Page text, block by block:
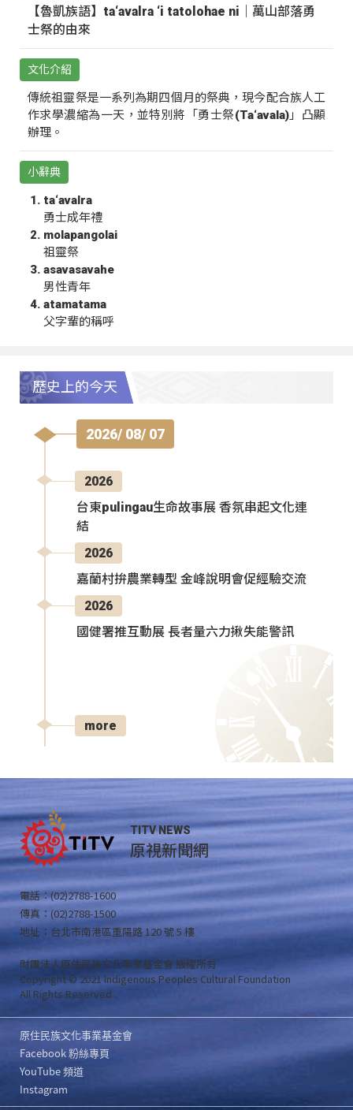
【魯凱族語】ta‘avalra ‘i tatolohae ni｜萬山部落勇
士祭的由來
文化介紹
傳統祖靈祭是一系列為期四個月的祭典，現今配合族人工
作求學濃縮為一天，並特別將「勇士祭(Ta‘avala)」凸顯
辦理。
小辭典
ta‘avalra
勇士成年禮
molapangolai
祖靈祭
asavasavahe
男性青年
atamatama
父字輩的稱呼
歷史上的今天
2026/ 08/ 07
2026
台東pulingau生命故事展 香氛串起文化連
結
2026
嘉蘭村拚農業轉型 金峰說明會促經驗交流
2026
國健署推互動展 長者量六力揪失能警訊
more
TITV NEWS
原視新聞網
電話：(02)2788-1600
傳真：(02)2788-1500
地址：台北市南港區重陽路 120 號 5 樓
財團法人原住民族文化事業基金會 版權所有
Copyright © 2021 Indigenous Peoples Cultural Foundation
All Rights Reserved .
原住民族文化事業基金會
Facebook 粉絲專頁
YouTube 頻道
Instagram